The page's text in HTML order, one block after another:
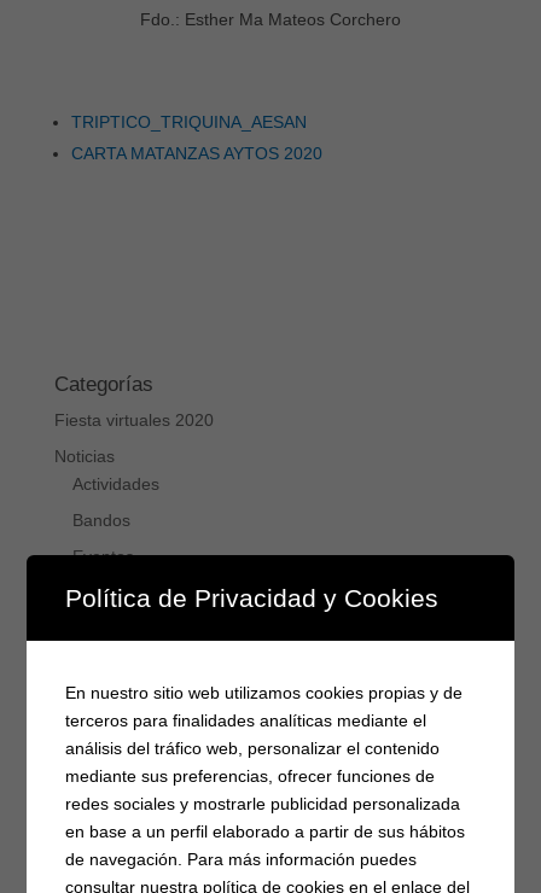
Fdo.: Esther Ma Mateos Corchero
TRIPTICO_TRIQUINA_AESAN
CARTA MATANZAS AYTOS 2020
Categorías
Fiesta virtuales 2020
Noticias
Actividades
Bandos
Eventos
Convocatoria ayudas para impulsar un plan de choque
para la renovación de equipamiento en el sector de la
hostelería
Limpieza de solares urbanos obligatorio
Ampliación alerta por riesgo meteorológico de incendios
forestales 28 y 31 de julio.👇
Política de Privacidad y Cookies
En nuestro sitio web utilizamos cookies propias y de
terceros para finalidades analíticas mediante el
análisis del tráfico web, personalizar el contenido
mediante sus preferencias, ofrecer funciones de
redes sociales y mostrarle publicidad personalizada
en base a un perfil elaborado a partir de sus hábitos
de navegación. Para más información puedes
consultar nuestra política de cookies en el enlace del